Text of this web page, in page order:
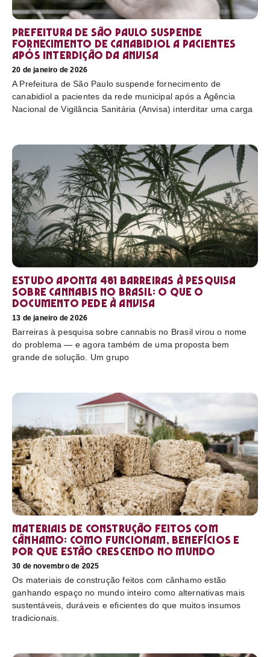
Prefeitura de São Paulo suspende
fornecimento de canabidiol a pacientes
após interdição da Anvisa
20 de janeiro de 2026
A Prefeitura de São Paulo suspende fornecimento de
canabidiol a pacientes da rede municipal após a Agência
Nacional de Vigilância Sanitária (Anvisa) interditar uma carga
Estudo aponta 481 barreiras à pesquisa
sobre cannabis no Brasil: o que o
documento pede à Anvisa
13 de janeiro de 2026
Barreiras à pesquisa sobre cannabis no Brasil virou o nome
do problema — e agora também de uma proposta bem
grande de solução. Um grupo
Materiais de construção feitos com
cânhamo: como funcionam, benefícios e
por que estão crescendo no mundo
30 de novembro de 2025
Os materiais de construção feitos com cânhamo estão
ganhando espaço no mundo inteiro como alternativas mais
sustentáveis, duráveis e eficientes do que muitos insumos
tradicionais.